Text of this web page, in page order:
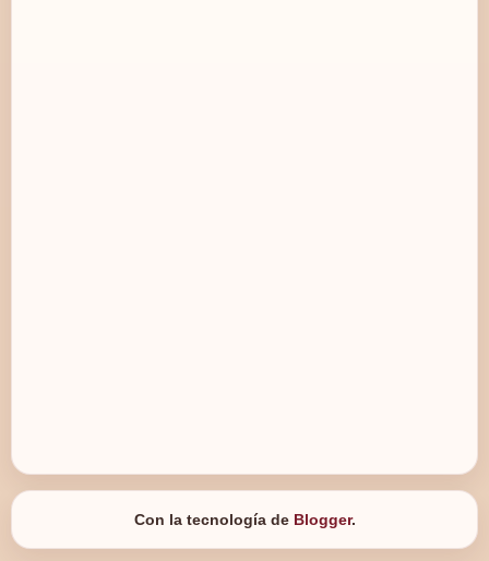
Con la tecnología de Blogger.